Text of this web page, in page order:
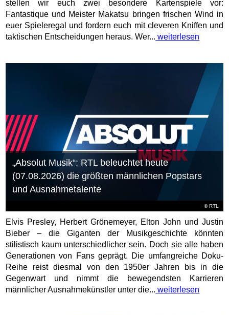
stellen wir euch zwei besondere Kartenspiele vor:
Fantastique und Meister Makatsu bringen frischen Wind in
euer Spieleregal und fordern euch mit cleveren Kniffen und
taktischen Entscheidungen heraus. Wer... weiterlesen
©RTL
„Absolut Musik“: RTL beleuchtet heute
(07.08.2026) die größten männlichen Popstars
und Ausnahmetalente
Elvis Presley, Herbert Grönemeyer, Elton John und Justin
Bieber – die Giganten der Musikgeschichte könnten
stilistisch kaum unterschiedlicher sein. Doch sie alle haben
Generationen von Fans geprägt. Die umfangreiche Doku-
Reihe reist diesmal von den 1950er Jahren bis in die
Gegenwart und nimmt die bewegendsten Karrieren
männlicher Ausnahmekünstler unter die... weiterlesen